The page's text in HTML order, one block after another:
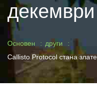
декември
Основен
други
Callisto Protocol стана